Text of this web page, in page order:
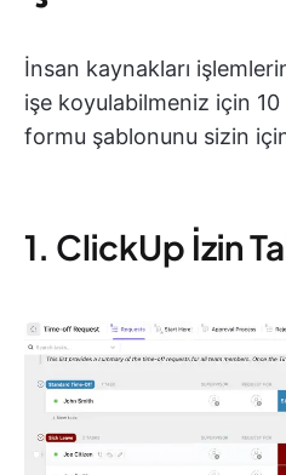
İnsan kaynakları
işe koyulabilmeniz için
formu şablonunu sizin
1. ClickUp İzin